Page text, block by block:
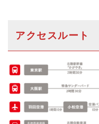
アクセスルート